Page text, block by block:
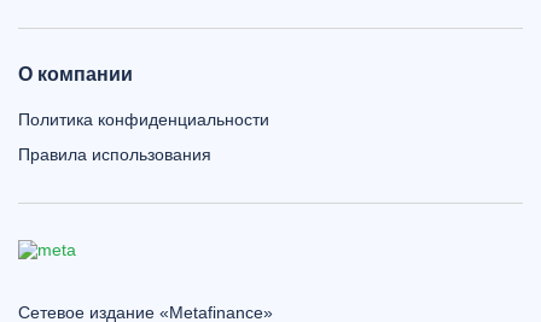
О компании
Политика конфиденциальности
Правила использования
Сетевое издание «Metafinance»